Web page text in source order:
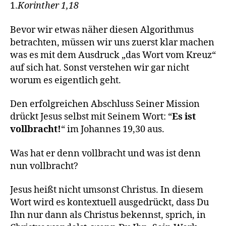
1.Korinther 1,18
Bevor wir etwas näher diesen Algorithmus
betrachten, müssen wir uns zuerst klar machen
was es mit dem Ausdruck „das Wort vom Kreuz“
auf sich hat. Sonst verstehen wir gar nicht
worum es eigentlich geht.
Den erfolgreichen Abschluss Seiner Mission
drückt Jesus selbst mit Seinem Wort: “Es ist
vollbracht!“ im Johannes 19,30 aus.
Was hat er denn vollbracht und was ist denn
nun vollbracht?
Jesus heißt nicht umsonst Christus. In diesem
Wort wird es kontextuell ausgedrückt, dass Du
Ihn nur dann als Christus bekennst, sprich, in